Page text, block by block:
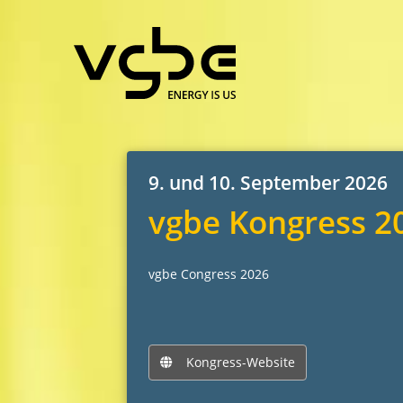
9. und 10. September 2026
vgbe Kongress
vgbe Congress 2026
Kongress-Website